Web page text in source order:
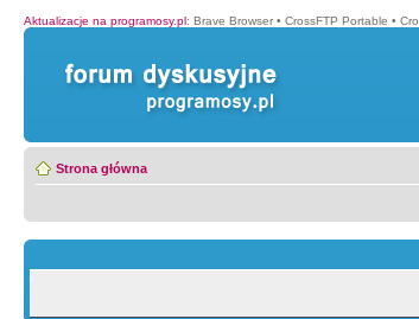
Aktualizacje na programosy.pl: Brave Browser • CrossFTP Portable •
Strona główna